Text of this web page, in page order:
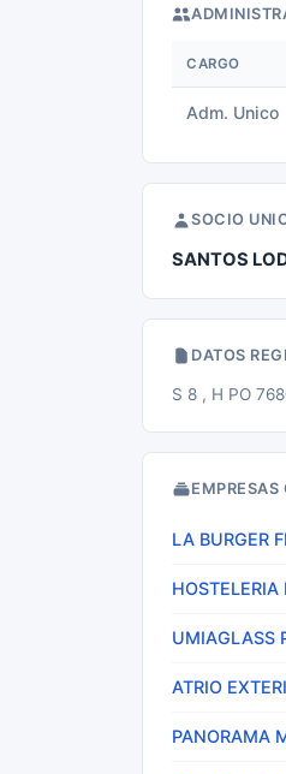
CARGO
Adm. Unico
SOCIO
SANTOS
DATOS
S 8 , H PO
EMPRESAS
LA BURGER
UMIAGLASS
ATRIO
PANORAMA